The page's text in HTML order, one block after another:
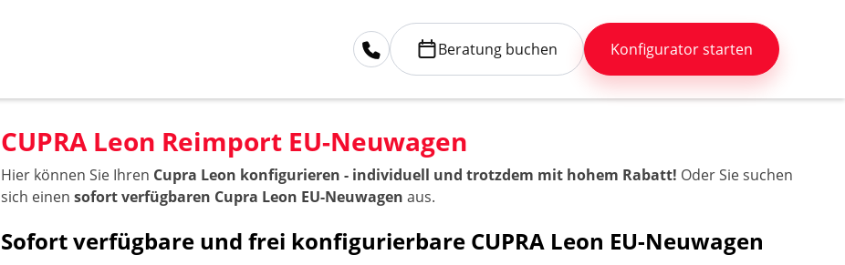
Beratung buchen Konfigurator starten
CUPRA Leon Reimport EU-Neuwagen
Hier können Sie Ihren Cupra Leon konfigurieren - individuell und trotzdem mit hohem Rabatt! Oder Sie suchen
sich einensofort verfügbaren Cupra Leon EU-Neuwagen aus.
Sofort verfügbare und frei konfigurierbare CUPRA Leon EU-Neuwagen